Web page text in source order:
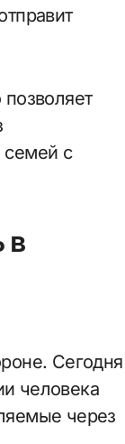
семей с
в
Сегодня
человека
через